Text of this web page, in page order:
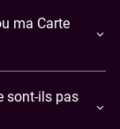
ma Carte
sont-ils pas